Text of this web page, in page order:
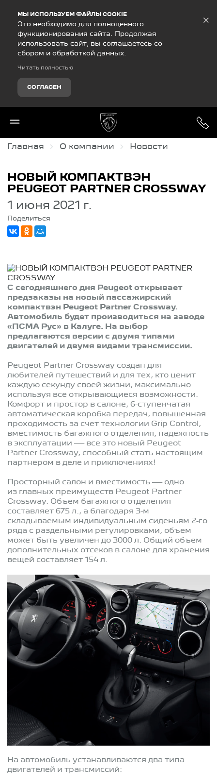
МЫ ИСПОЛЬЗУЕМ ФАЙЛЫ COOKIE
Это необходимо для полноценного
функционирования сайта. Продолжая
использовать сайт, вы соглашаетесь со
сбором и обработкой данных.
Читать полностью
СОГЛАСЕН
×
Главная О компании Новости
НОВЫЙ КОМПАКТВЭН
PEUGEOT PARTNER CROSSWAY
1 июня 2021 г.
Поделиться
С сегодняшнего дня Peugeot открывает
предзаказы на новый пассажирский
компактвэн Peugeot Partner Crossway.
Автомобиль будет производиться на заводе
«ПСМА Рус» в Калуге. На выбор
предлагаются версии с двумя типами
двигателей и двумя видами трансмиссии.
Peugeot Partner Crossway создан для
любителей путешествий и для тех, кто ценит
каждую секунду своей жизни, максимально
используя все открывающиеся возможности.
Комфорт и простор в салоне, 6-ступенчатая
автоматическая коробка передач, повышенная
проходимость за счет технологии Grip Control,
вместимость багажного отделения, надежность
в эксплуатации — все это новый Peugeot
Partner Crossway, способный стать настоящим
партнером в деле и приключениях!
Просторный салон и вместимость — одно
из главных преимуществ Peugeot Partner
Crossway. Объем багажного отделения
составляет 675 л., а благодаря 3-м
складываемым индивидуальным сиденьям 2-го
ряда с раздельными регулировками, объем
может быть увеличен до 3000 л. Общий объем
дополнительных отсеков в салоне для хранения
вещей составляет 154 л.
На автомобиль устанавливаются два типа
двигателей и трансмиссий: